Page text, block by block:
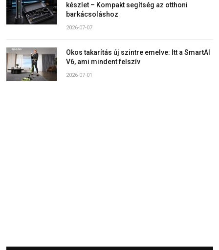
készlet – Kompakt segítség az otthoni
barkácsoláshoz
2026-07-07
Okos takarítás új szintre emelve: Itt a SmartAI
V6, ami mindent felszív
2026-07-01